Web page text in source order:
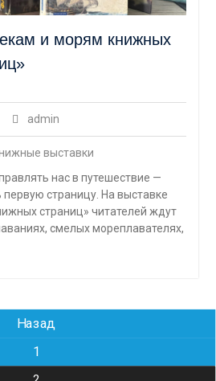
и морям книжных
admin
выставки
нас в путешествие —
первую страницу. На выставке
страниц» читателей ждут
смелых мореплавателях,
Назад
1